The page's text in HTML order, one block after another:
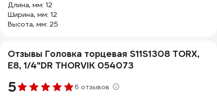
Длина, мм: 12
Ширина, мм: 12
Высота, мм: 25
Отзывы Головка торцевая S11S1308 TORX,
Е8, 1/4"DR THORVIK 054073
5 6 отзывов